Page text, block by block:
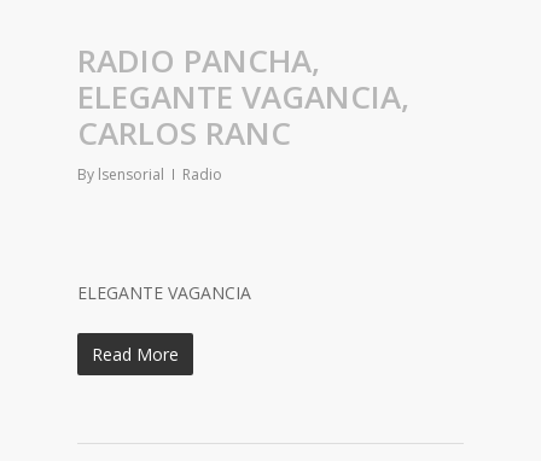
RADIO PANCHA,
ELEGANTE VAGANCIA,
CARLOS RANC
By lsensorial Radio
ELEGANTE VAGANCIA
Read More